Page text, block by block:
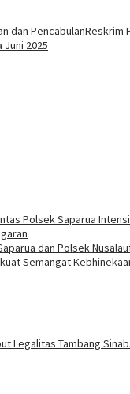
dan PencabulanReskrim
Juni 2025
Polsek Saparua
dan Polsek
Semangat
Legalitas Tambang